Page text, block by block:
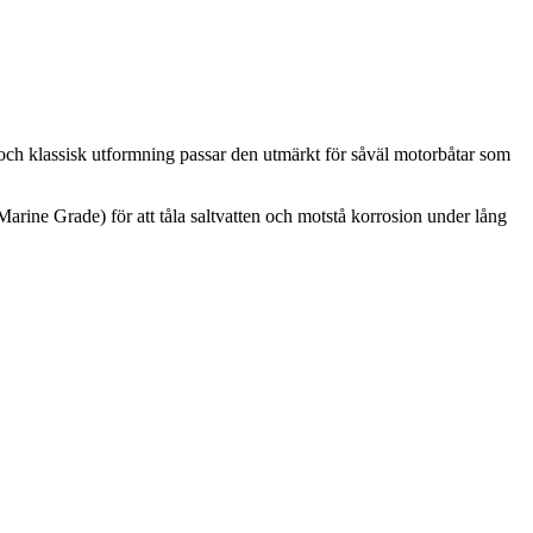
klassisk utformning passar den utmärkt för såväl motorbåtar som
Grade) för att tåla saltvatten och motstå korrosion under lång